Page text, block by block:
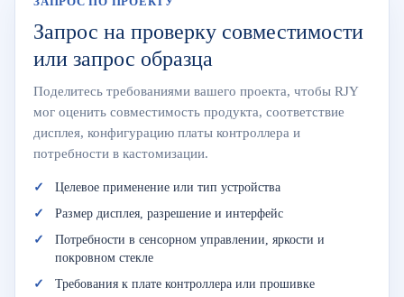
Запрос на проверку совместимости
или запрос образца
Поделитесь требованиями вашего проекта, чтобы RJY
мог оценить совместимость продукта, соответствие
дисплея, конфигурацию платы контроллера и
потребности в кастомизации.
Целевое применение или тип устройства
Размер дисплея, разрешение и интерфейс
Потребности в сенсорном управлении, яркости и
покровном стекле
Требования к плате контроллера или прошивке